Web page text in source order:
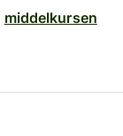
middelkursen